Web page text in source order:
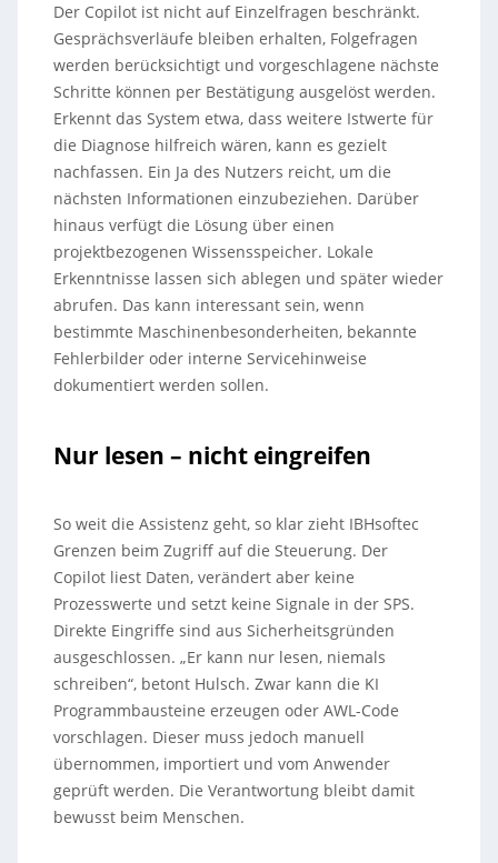
Der Copilot ist nicht auf Einzelfragen beschränkt.
Gesprächsverläufe bleiben erhalten, Folgefragen
werden berücksichtigt und vorgeschlagene nächste
Schritte können per Bestätigung ausgelöst werden.
Erkennt das System etwa, dass weitere Istwerte für
die Diagnose hilfreich wären, kann es gezielt
nachfassen. Ein Ja des Nutzers reicht, um die
nächsten Informationen einzubeziehen. Darüber
hinaus verfügt die Lösung über einen
projektbezogenen Wissensspeicher. Lokale
Erkenntnisse lassen sich ablegen und später wieder
abrufen. Das kann interessant sein, wenn
bestimmte Maschinenbesonderheiten, bekannte
Fehlerbilder oder interne Servicehinweise
dokumentiert werden sollen.
Nur lesen – nicht eingreifen
So weit die Assistenz geht, so klar zieht IBHsoftec
Grenzen beim Zugriff auf die Steuerung. Der
Copilot liest Daten, verändert aber keine
Prozesswerte und setzt keine Signale in der SPS.
Direkte Eingriffe sind aus Sicherheitsgründen
ausgeschlossen. „Er kann nur lesen, niemals
schreiben“, betont Hulsch. Zwar kann die KI
Programmbausteine erzeugen oder AWL-Code
vorschlagen. Dieser muss jedoch manuell
übernommen, importiert und vom Anwender
geprüft werden. Die Verantwortung bleibt damit
bewusst beim Menschen.